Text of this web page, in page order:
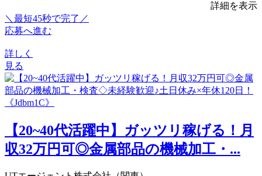
詳細を表示
＼最短45秒で完了／
応募へ進む
詳しく
見る
【20~40代活躍中】ガッツリ稼げる！月
収32万円可◎金属部品の機械加工・...